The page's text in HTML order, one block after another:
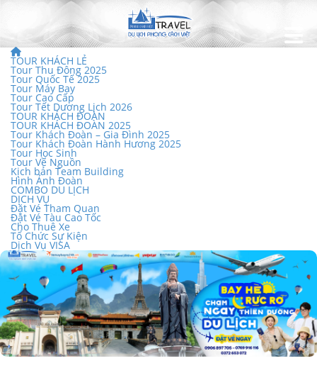
TOUR KHÁCH LẺ
Tour Thu Đông 2025
Tour Quốc Tế 2025
Tour Máy Bay
Tour Cao Cấp
Tour Tết Dương Lịch 2026
TOUR KHÁCH ĐOÀN
TOUR KHÁCH ĐOÀN 2025
Tour Khách Đoàn – Gia Đình 2025
Tour Khách Đoàn Hành Hương 2025
Tour Học Sinh
Tour Về Nguồn
Kịch bản Team Building
Hình Ảnh Đoàn
COMBO DU LỊCH
DỊCH VỤ
Đặt Vé Tham Quan
Đặt Vé Tàu Cao Tốc
Cho Thuê Xe
Tổ Chức Sự Kiện
Dịch Vụ VISA